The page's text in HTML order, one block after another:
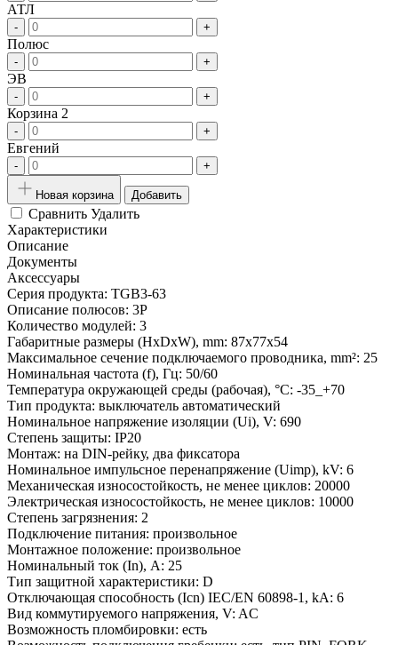
АТЛ
- +
Полюс
- +
ЭВ
- +
Корзина 2
- +
Евгений
- +
Новая корзина Добавить
Сравнить Удалить
Характеристики
Описание
Документы
Аксессуары
Серия продукта: TGB3-63
Описание полюсов: 3P
Количество модулей: 3
Габаритные размеры (HxDxW), mm: 87x77x54
Максимальное сечение подключаемого проводника, mm²: 25
Номинальная частота (f), Гц: 50/60
Температура окружающей среды (рабочая), °С: -35_+70
Тип продукта: выключатель автоматический
Номинальное напряжение изоляции (Ui), V: 690
Степень защиты: IP20
Монтаж: на DIN-рейку, два фиксатора
Номинальное импульсное перенапряжение (Uimp), kV: 6
Механическая износостойкость, не менее циклов: 20000
Электрическая износостойкость, не менее циклов: 10000
Степень загрязнения: 2
Подключение питания: произвольное
Монтажное положение: произвольное
Номинальный ток (In), A: 25
Тип защитной характеристики: D
Отключающая способность (Icn) IEC/EN 60898-1, kA: 6
Вид коммутируемого напряжения, V: AC
Возможность пломбировки: есть